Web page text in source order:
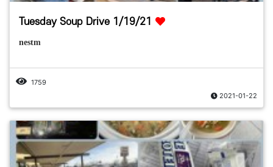
Tuesday Soup Drive 1/19/21
nestm
1759
2021-01-22